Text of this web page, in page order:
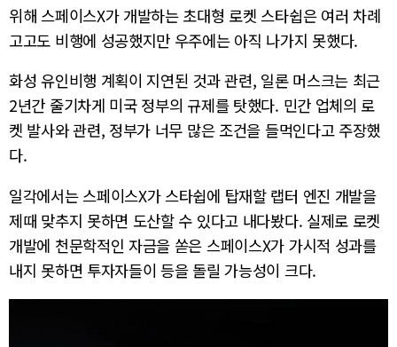
위해 스페이스X가 개발하는 초대형 로켓 스타쉽은 여러 차례
고고도 비행에 성공했지만 우주에는 아직 나가지 못했다.
화성 유인비행 계획이 지연된 것과 관련, 일론 머스크는 최근
2년간 줄기차게 미국 정부의 규제를 탓했다. 민간 업체의 로
켓 발사와 관련, 정부가 너무 많은 조건을 들먹인다고 주장했
다.
일각에서는 스페이스X가 스타쉽에 탑재할 랩터 엔진 개발을
제때 맞추지 못하면 도산할 수 있다고 내다봤다. 실제로 로켓
개발에 천문학적인 자금을 쏟은 스페이스X가 가시적 성과를
내지 못하면 투자자들이 등을 돌릴 가능성이 크다.